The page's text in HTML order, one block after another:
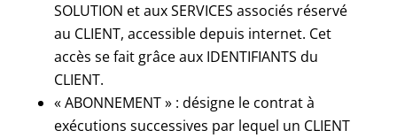
SOLUTION et aux SERVICES associés réservé
au CLIENT, accessible depuis internet. Cet
accès se fait grâce aux IDENTIFIANTS du
CLIENT.
« ABONNEMENT » : désigne le contrat à
exécutions successives par lequel un CLIENT